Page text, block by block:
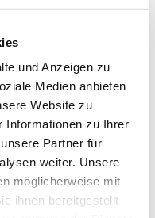
und Anzeigen zu
Medien anbieten
Website zu
Informationen zu Ihrer
Partner für
weiter. Unsere
möglicherweise mit
ihnen bereitgestellt